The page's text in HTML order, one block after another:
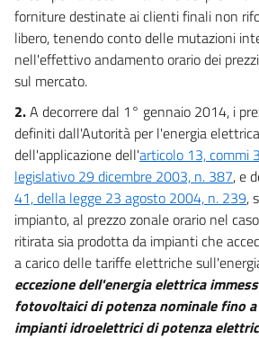
forniture destinate ai clienti finali non
libero, tenendo conto delle mutazioni
nell'effettivo andamento orario dei
sul mercato.
2.A decorrere dal 1° gennaio 2014, i
definiti dall'Autorità per l'energia
dell'applicazione dell'articolo 13, commi 3
legislativo 29 dicembre 2003, n. 387, e
41, della legge 23 agosto 2004, n. 239,
impianto, al prezzo zonale orario nel
ritirata sia prodotta da impianti che
a carico delle tariffe elettriche
eccezione dell'energia elettrica
fotovoltaici di potenza nominale fino
impianti idroelettrici di potenza